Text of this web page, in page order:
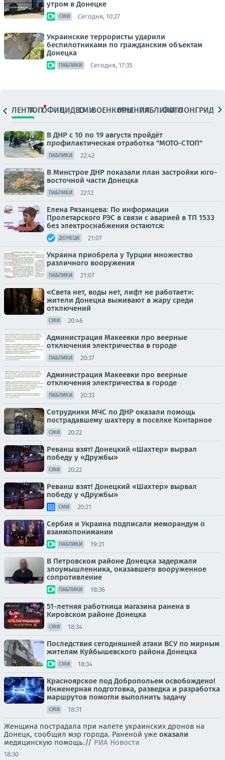
утром в Донецке
СМИ Сегодня, 10:27
Украинские террористы ударили
беспилотниками по гражданским объектам
Донецка
ПАБЛИКИ Сегодня, 17:35
ЛЕНТАТОПОФИЦ.ВИДЕОСМИВОЕНКОРЫМНЕНИЯПАБЛИКИ
ФОТОЛОНГРИДЫ
В ДНР с 10 по 19 августа пройдёт
профилактическая отработка "МОТО-СТОП"
ПАБЛИКИ 22:42
В Минстрое ДНР показали план застройки юго-
восточной части Донецка
ПАБЛИКИ 22:12
Елена Рязанцева: По информации
Пролетарского РЭС в связи с аварией в ТП 1533
без электроснабжения остаются:
ДОНЕЦК 21:07
Украина приобрела у Турции множество
различного вооружения
ПАБЛИКИ 21:07
«Света нет, воды нет, лифт не работает»:
жители Донецка выживают в жару среди
отключений
СМИ 20:46
Администрация Макеевки про веерные
отключения электричества в городе
ПАБЛИКИ 20:37
Администрация Макеевки про веерные
отключения электричества в городе
ПАБЛИКИ 20:33
Сотрудники МЧС по ДНР оказали помощь
пострадавшему шахтеру в поселке Контарное
СМИ 20:22
Реванш взят! Донецкий «Шахтер» вырвал
победу у «Дружбы»
СМИ 20:22
Реванш взят! Донецкий «Шахтер» вырвал
победу у «Дружбы»
СМИ 20:21
Сербия и Украина подписали меморандум о
взаимопонимании
ПАБЛИКИ 19:31
В Петровском районе Донецка задержали
злоумышленника, оказавшего вооруженное
сопротивление
ПАБЛИКИ 18:36
51-летняя работница магазина ранена в
Кировском районе Донецка
СМИ 18:34
Последствия сегодняшней атаки ВСУ по мирным
жителям Куйбышевского района Донецка
СМИ 18:34
Красноярское под Добропольем освобождено!
Инженерная подготовка, разведка и разработка
маршрутов помогли выполнить задачу
СМИ 18:31
Женщина пострадала при налете украинских дронов на
Донецк, сообщил мэр города. Раненой уже оказали
медицинскую помощь.// РИА Новости
18:30